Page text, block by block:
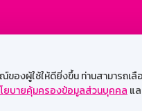
องผู้ใช้ให้ดียิ่งขึ้น ท่านสามารถเ
ยบายคุ้มครองข้อมูลส่วนบุคคล แ